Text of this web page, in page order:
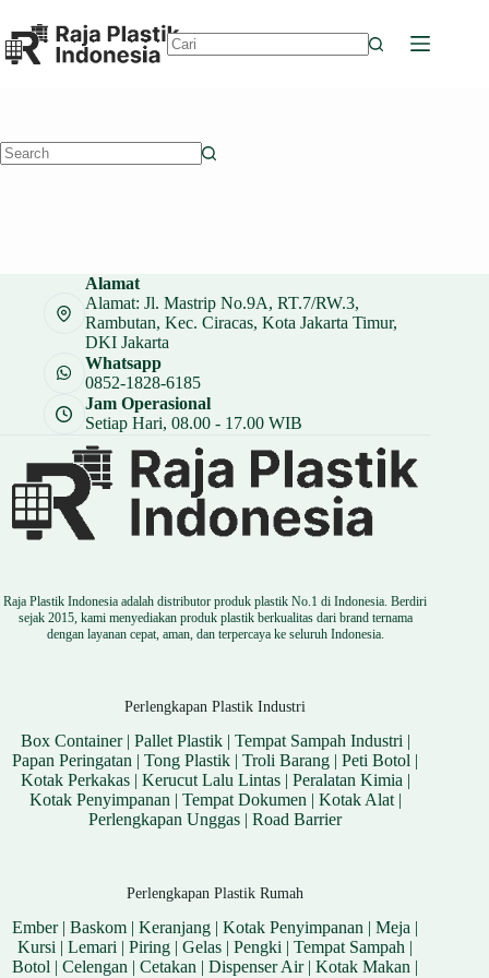
to
content
Alamat
Alamat: Jl. Mastrip No.9A, RT.7/RW.3,
Rambutan, Kec. Ciracas, Kota Jakarta Timur,
DKI Jakarta
Whatsapp
0852-1828-6185
Jam Operasional
Setiap Hari, 08.00 - 17.00 WIB
Raja Plastik Indonesia adalah distributor produk plastik No.1 di Indonesia. Berdiri
sejak 2015, kami menyediakan produk plastik berkualitas dari brand ternama
dengan layanan cepat, aman, dan terpercaya ke seluruh Indonesia.
Perlengkapan Plastik Industri
Box Container| Pallet Plastik| Tempat Sampah Industri |
Papan Peringatan |Tong Plastik |Troli Barang |Peti Botol |
Kotak Perkakas| Kerucut Lalu Lintas| Peralatan Kimia |
Kotak Penyimpanan | Tempat Dokumen | Kotak Alat|
Perlengkapan Unggas |Road Barrier
Perlengkapan Plastik Rumah
Ember|Baskom |Keranjang |Kotak Penyimpanan |Meja |
Kursi |Lemari |Piring |Gelas |Pengki |Tempat Sampah |
Botol |Celengan |Cetakan |Dispenser Air|Kotak Makan |